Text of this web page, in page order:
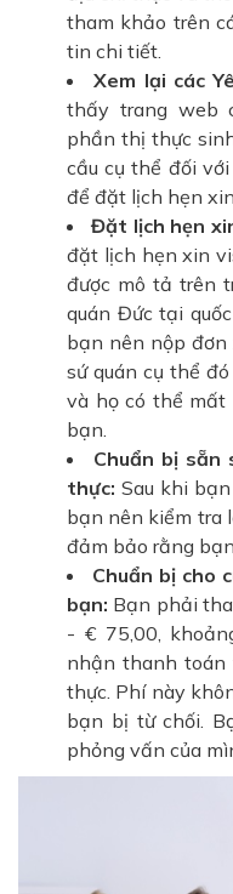
tham khảo trên
tin chi tiết.
Xem lại các
thấy trang web
phần thị thực
cầu cụ thể đối
để đặt lịch hẹn
Đặt lịch hẹn
đặt lịch hẹn xin
được mô tả trên
quán Đức tại
bạn nên nộp
sứ quán cụ thể
và họ có thể mất
bạn.
Chuẩn bị
thực: Sau khi
bạn nên kiểm tra
đảm bảo rằng
Chuẩn bị cho
bạn: Bạn phải
- € 75,00,
nhận thanh
thực. Phí này
bạn bị từ chối.
phỏng vấn của